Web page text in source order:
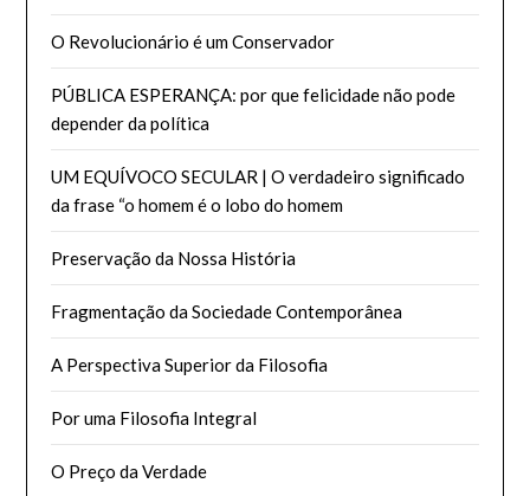
O Revolucionário é um Conservador
PÚBLICA ESPERANÇA: por que felicidade não pode
depender da política
UM EQUÍVOCO SECULAR | O verdadeiro significado
da frase “o homem é o lobo do homem
Preservação da Nossa História
Fragmentação da Sociedade Contemporânea
A Perspectiva Superior da Filosofia
Por uma Filosofia Integral
O Preço da Verdade